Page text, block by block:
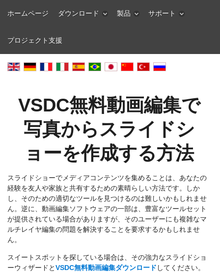
ホームページ ダウンロード 製品 サポート
プロジェクト支援
VSDC無料動画編集で
写真からスライドシ
ョーを作成する方法
スライドショーでメディアコンテンツを集めることは、あなたの
経験を友人や家族と共有するための素晴らしい方法です。しか
し、そのための適切なツールを見つけるのは難しいかもしれませ
ん。逆に、動画編集ソフトウェアの一部は、豊富なツールセット
が提供されている場合がありますが、そのユーザーにも複雑なマ
ルチレイヤ編集の問題を解決することを要求するかもしれませ
ん。
スイートスポットを探している場合は、その強力なスライドショ
ーウィザードとVSDC無料動画編集ダウンロード してください。